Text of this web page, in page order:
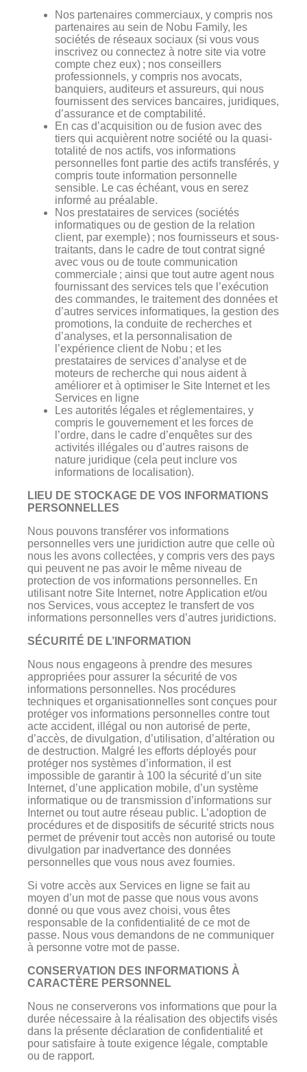
Nos partenaires commerciaux, y compris nos
partenaires au sein de Nobu Family, les
sociétés de réseaux sociaux (si vous vous
inscrivez ou connectez à notre site via votre
compte chez eux) ; nos conseillers
professionnels, y compris nos avocats,
banquiers, auditeurs et assureurs, qui nous
fournissent des services bancaires, juridiques,
d’assurance et de comptabilité.
En cas d’acquisition ou de fusion avec des
tiers qui acquièrent notre société ou la quasi-
totalité de nos actifs, vos informations
personnelles font partie des actifs transférés, y
compris toute information personnelle
sensible. Le cas échéant, vous en serez
informé au préalable.
Nos prestataires de services (sociétés
informatiques ou de gestion de la relation
client, par exemple) ; nos fournisseurs et sous-
traitants, dans le cadre de tout contrat signé
avec vous ou de toute communication
commerciale ; ainsi que tout autre agent nous
fournissant des services tels que l’exécution
des commandes, le traitement des données et
d’autres services informatiques, la gestion des
promotions, la conduite de recherches et
d’analyses, et la personnalisation de
l’expérience client de Nobu ; et les
prestataires de services d’analyse et de
moteurs de recherche qui nous aident à
améliorer et à optimiser le Site Internet et les
Services en ligne
Les autorités légales et réglementaires, y
compris le gouvernement et les forces de
l’ordre, dans le cadre d’enquêtes sur des
activités illégales ou d’autres raisons de
nature juridique (cela peut inclure vos
informations de localisation).
LIEU DE STOCKAGE DE VOS INFORMATIONS
PERSONNELLES
Nous pouvons transférer vos informations
personnelles vers une juridiction autre que celle où
nous les avons collectées, y compris vers des pays
qui peuvent ne pas avoir le même niveau de
protection de vos informations personnelles. En
utilisant notre Site Internet, notre Application et/ou
nos Services, vous acceptez le transfert de vos
informations personnelles vers d’autres juridictions.
SÉCURITÉ DE L’INFORMATION
Nous nous engageons à prendre des mesures
appropriées pour assurer la sécurité de vos
informations personnelles. Nos procédures
techniques et organisationnelles sont conçues pour
protéger vos informations personnelles contre tout
acte accident, illégal ou non autorisé de perte,
d’accès, de divulgation, d’utilisation, d’altération ou
de destruction. Malgré les efforts déployés pour
protéger nos systèmes d’information, il est
impossible de garantir à 100 la sécurité d’un site
Internet, d’une application mobile, d’un système
informatique ou de transmission d’informations sur
Internet ou tout autre réseau public. L’adoption de
procédures et de dispositifs de sécurité stricts nous
permet de prévenir tout accès non autorisé ou toute
divulgation par inadvertance des données
personnelles que vous nous avez fournies.
Si votre accès aux Services en ligne se fait au
moyen d’un mot de passe que nous vous avons
donné ou que vous avez choisi, vous êtes
responsable de la confidentialité de ce mot de
passe. Nous vous demandons de ne communiquer
à personne votre mot de passe.
CONSERVATION DES INFORMATIONS À
CARACTÈRE PERSONNEL
Nous ne conserverons vos informations que pour la
durée nécessaire à la réalisation des objectifs visés
dans la présente déclaration de confidentialité et
pour satisfaire à toute exigence légale, comptable
ou de rapport.